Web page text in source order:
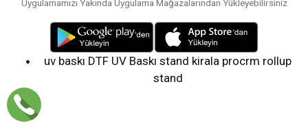
Uygulamamızı Yakında Uygulama Mağazalarından Yükleyebilirsiniz
uv baskı DTF UV Baskı stand kirala procrm rollup
stand